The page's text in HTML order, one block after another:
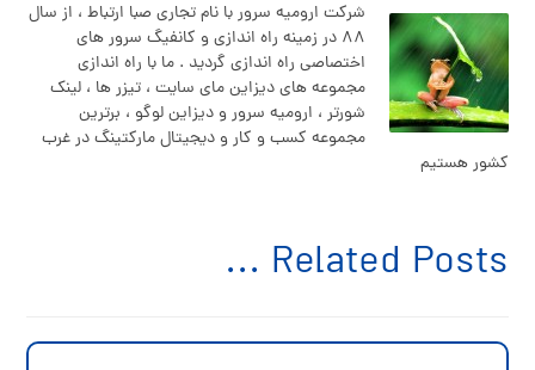
شرکت ارومیه سرور با نام تجاری صبا ارتباط ، از سال
۸۸ در زمینه راه اندازی و کانفیگ سرور های
اختصاصی راه اندازی گردید . ما با راه اندازی
مجموعه های دیزاین مای سایت ، تیزر ها ، لینک
شورتر ، ارومیه سرور و دیزاین لوگو ، برترین
مجموعه کسب و کار و دیجیتال مارکتینگ در غرب
کشور هستیم
Related Posts ...